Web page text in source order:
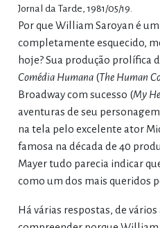
Jornal da Tarde, 1981/05/19.
Por que William Saroyan é
completamente esquecido,
hoje? Sua produção prolífica
Comédia Humana(The Human
Broadway com sucesso (My
aventuras de seu
na tela pelo excelente ator
famosa na década de 40
Mayer tudo parecia indicar
como um dos mais queridos
Há várias respostas, de